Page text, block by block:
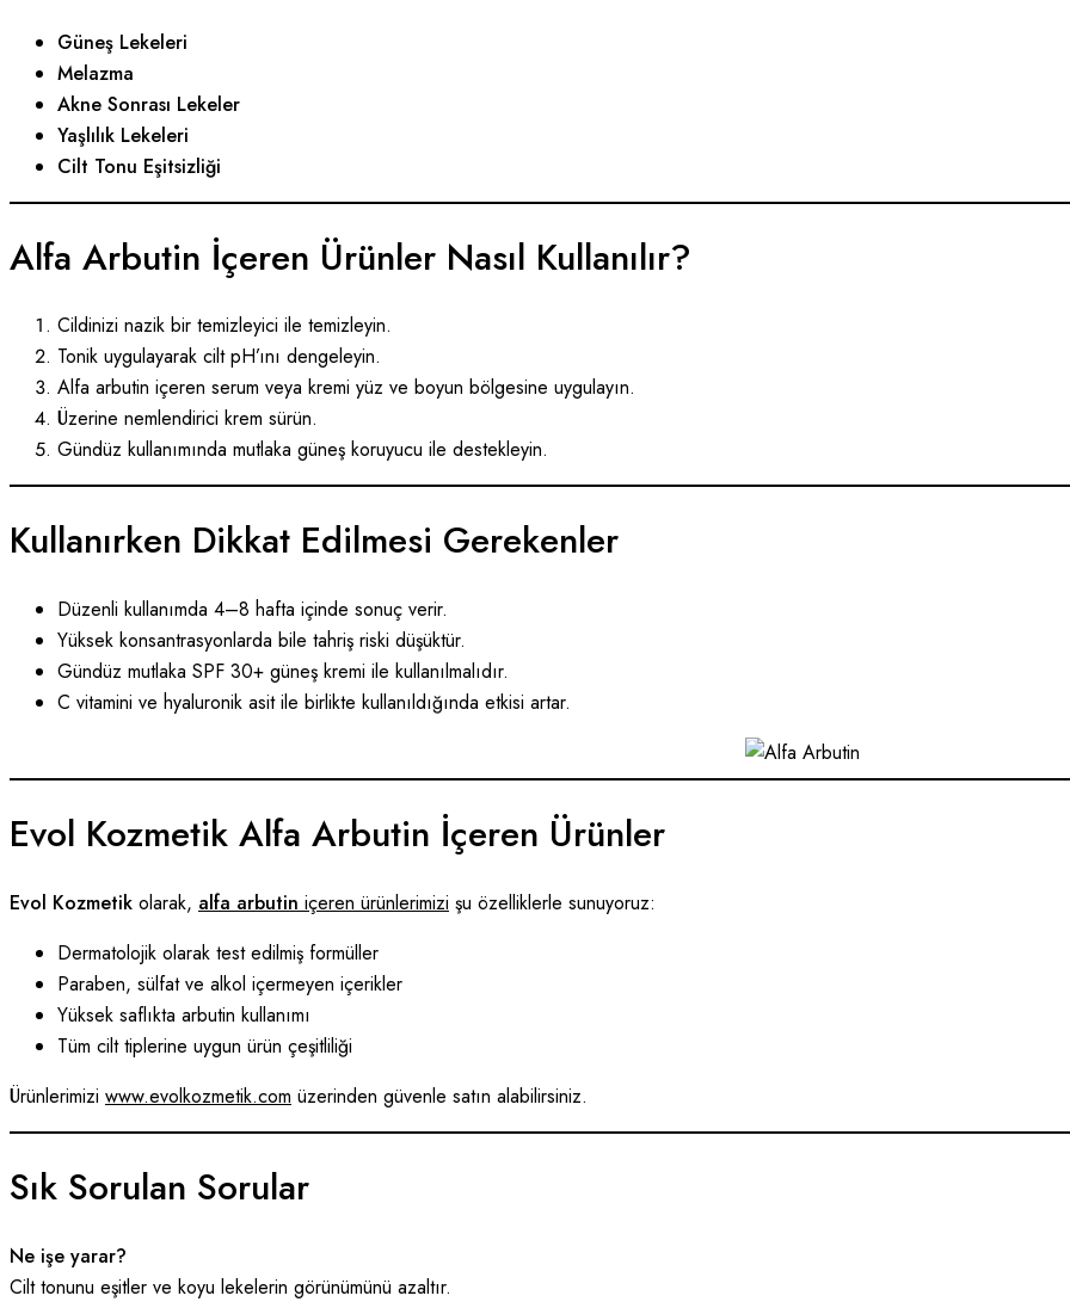
Güneş Lekeleri
Melazma
Akne Sonrası Lekeler
Yaşlılık Lekeleri
Cilt Tonu Eşitsizliği
Alfa Arbutin İçeren Ürünler Nasıl Kullanılır?
Cildinizi nazik bir temizleyici ile temizleyin.
Tonik uygulayarak cilt pH’ını dengeleyin.
Alfa arbutin içeren serum veya kremi yüz ve boyun bölgesine uygulayın.
Üzerine nemlendirici krem sürün.
Gündüz kullanımında mutlaka güneş koruyucu ile destekleyin.
Kullanırken Dikkat Edilmesi Gerekenler
Düzenli kullanımda 4–8 hafta içinde sonuç verir.
Yüksek konsantrasyonlarda bile tahriş riski düşüktür.
Gündüz mutlaka SPF 30+ güneş kremi ile kullanılmalıdır.
C vitamini ve hyaluronik asit ile birlikte kullanıldığında etkisi artar.
Evol Kozmetik Alfa Arbutin İçeren Ürünler
Evol Kozmetik olarak, alfa arbutin içeren ürünlerimizi şu özelliklerle sunuyoruz:
Dermatolojik olarak test edilmiş formüller
Paraben, sülfat ve alkol içermeyen içerikler
Yüksek saflıkta arbutin kullanımı
Tüm cilt tiplerine uygun ürün çeşitliliği
Ürünlerimizi www.evolkozmetik.com üzerinden güvenle satın alabilirsiniz.
Sık Sorulan Sorular
Ne işe yarar?
Cilt tonunu eşitler ve koyu lekelerin görünümünü azaltır.